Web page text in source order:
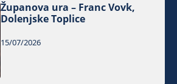
Županova ura – Franc Vovk,
Dolenjske Toplice
15/07/2026